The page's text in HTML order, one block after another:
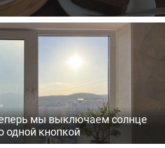
мы выключаем солнце
одной кнопкой